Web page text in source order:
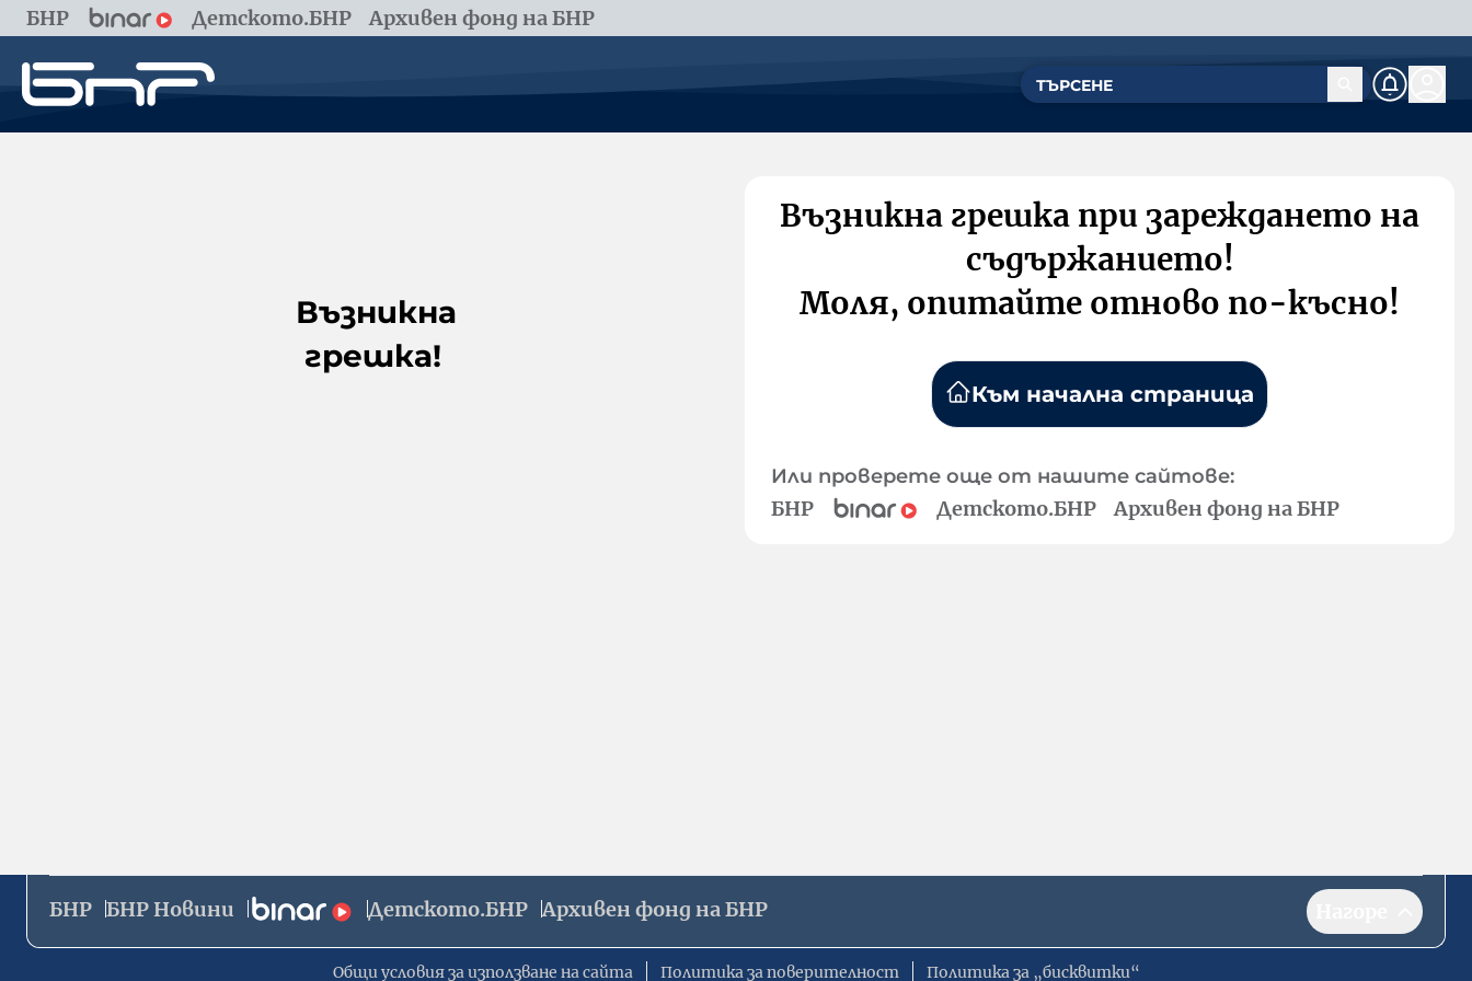
БНР Детското.БНР Архивен фонд на БНР
Възникна
грешка!
Възникна грешка при зареждането на
съдържанието!
Моля, опитайте отново по-късно!
Към начална страница
Или проверете още от нашите сайтове:
БНР Детското.БНР Архивен фонд на БНР
БНР БНР Новини Детското.БНР Архивен фонд на БНР
Общи условия за използване на сайта Политика за поверителност Политика за „бисквитки“